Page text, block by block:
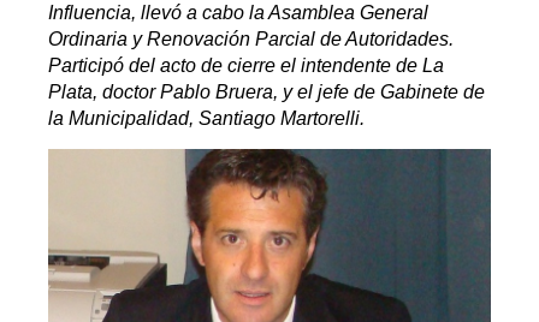
Influencia, llevó a cabo la Asamblea General
Ordinaria y Renovación Parcial de Autoridades.
Participó del acto de cierre el intendente de La
Plata, doctor Pablo Bruera, y el jefe de Gabinete de
la Municipalidad, Santiago Martorelli.